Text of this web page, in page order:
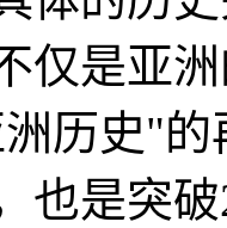
仅是亚
历史"的
也是突